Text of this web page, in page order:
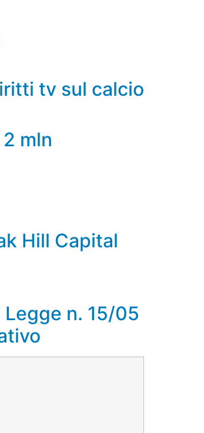
tv sul calcio
mln
Hill Capital
n. 15/05